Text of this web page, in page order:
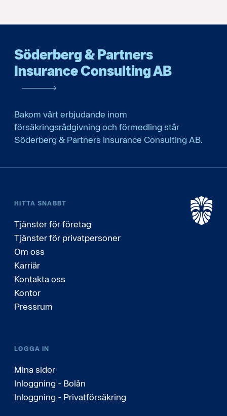
Söderberg & Partners
Insurance Consulting AB
Bakom vårt erbjudande inom
försäkringsrådgivning och förmedling står
Söderberg & Partners Insurance Consulting AB.
HITTA SNABBT
Tjänster för företag
Tjänster för privatpersoner
Om oss
Karriär
Kontakta oss
Kontor
Pressrum
LOGGA IN
Mina sidor
Inloggning - Bolån
Inloggning - Privatförsäkring